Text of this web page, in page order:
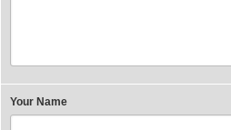
Your Name